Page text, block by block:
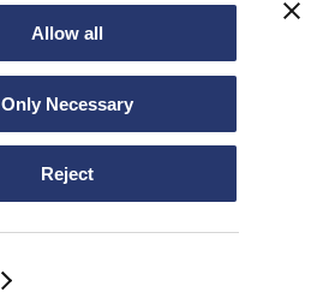
Allow all
Only Necessary
Reject